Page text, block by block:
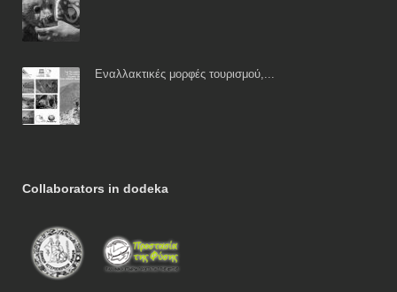
Εναλλακτικές μορφές τουρισμού,...
Collaborators in dodeka